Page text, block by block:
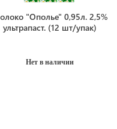
"Ополье" 0,95л. 2,5%
ультрапаст. (12 шт/упак)
Нет в наличии